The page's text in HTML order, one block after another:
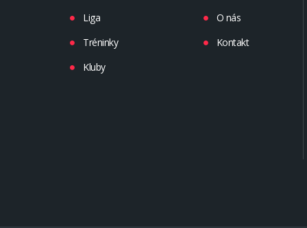
Liga
Tréninky
Kluby
O nás
Kontakt